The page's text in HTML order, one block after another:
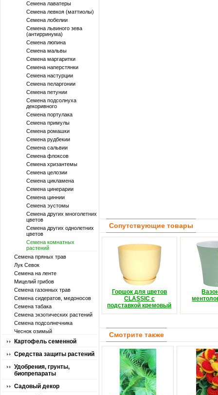
Семена лаватеры
Семена левкоя (маттиолы)
Семена лобелии
Семена львиного зева
(антирринума)
Семена люпина
Семена мальвы
Семена маргаритки
Семена наперстянки
Семена настурции
Семена пеларгонии
Семена петунии
Семена подсолнуха
декоривного
Семена портулака
Семена примулы
Семена ромашки
Семена рудбекии
Семена сальвии
Семена флоксов
Семена хризантемы
Семена целозии
Семена цикламена
Семена цинерарии
Семена циннии
Семена эустомы
Семена других многолетних
цветов
Семена других однолетних
цветов
Семена комнатных
растений
Семена пряных трав
Лук Севок
Семена на ленте
Мицелий грибов
Семена газонных трав
Семена сидератов, медоносов
Семена табака
Семена экзотических растений
Семена подсолнечника
Чеснок озимый
Картофель семенной
Средства защиты растений
Удобрения, грунты,
биопрепараты
Садовый декор
Сопутствующие товары
Горшок для цветов
CLASSIC с
подставкой кремовый
Смотрите также